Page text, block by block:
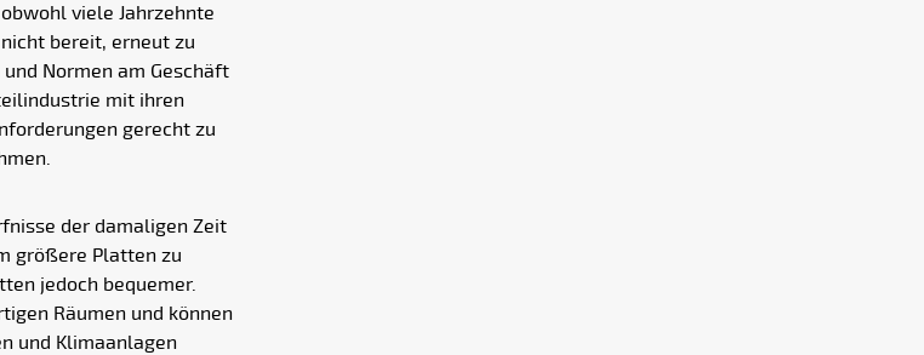
viele Jahrzehnte
bereit, erneut zu
Normen am Geschäft
mit ihren
gerecht zu
der damaligen Zeit
größere Platten zu
jedoch bequemer.
Räumen und können
und Klimaanlagen